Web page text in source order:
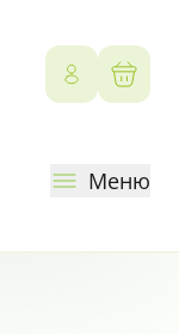
Личный
Меню